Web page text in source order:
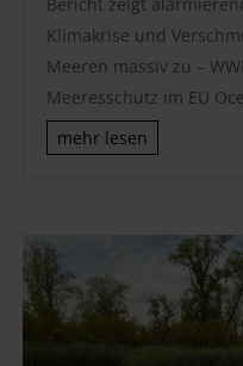
Bericht zeigt
Klimakrise und
Meeren massiv zu –
Meeresschutz im EU
mehr lesen